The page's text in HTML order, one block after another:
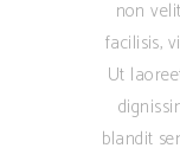
non
facilisis,
Ut
blandit